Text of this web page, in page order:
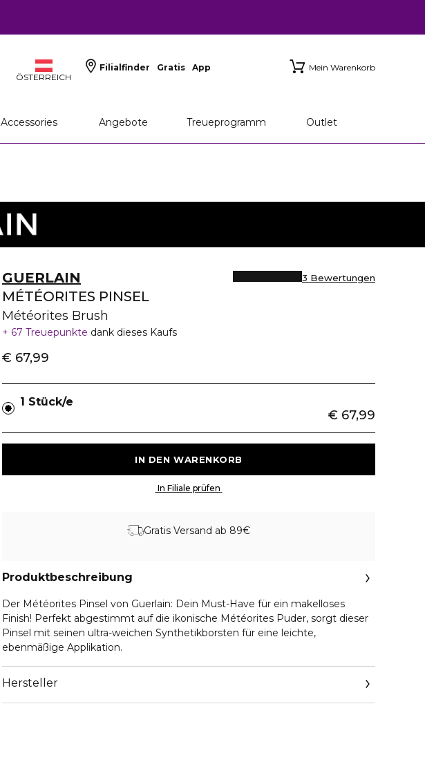
ÖSTERREICH
Filialfinder Gratis App Mein Warenkorb
Accessories Angebote Treueprogramm Outlet
GUERLAIN
MÉTÉORITES PINSEL
Météorites Brush
3 Bewertungen
67 Treuepunkte dank dieses Kaufs
€ 67,99
1 Stück/e
€ 67,99
Gratis Versand ab 89€
Produktbeschreibung
Der Météorites Pinsel von Guerlain: Dein Must-Have für ein makelloses
Finish! Perfekt abgestimmt auf die ikonische Météorites Puder, sorgt dieser
Pinsel mit seinen ultra-weichen Synthetikborsten für eine leichte,
ebenmäßige Applikation.
Hersteller